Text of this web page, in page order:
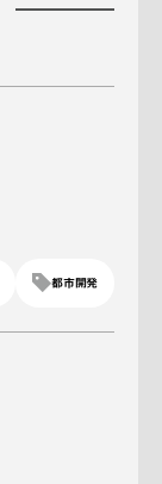
都市開発